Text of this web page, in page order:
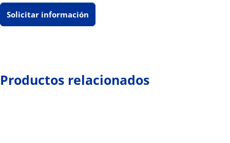
Solicitar información
Productos relacionados